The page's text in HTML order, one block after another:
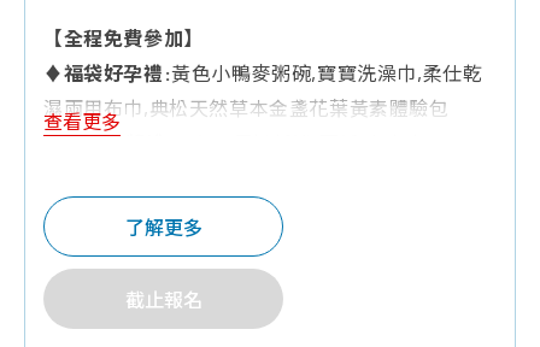
【全程免費參加】
♦福袋好孕禮:黃色小鴨麥粥碗,寶寶洗澡巾,柔仕乾
濕兩用布巾,典松天然草本金盞花葉黃素體驗包
♦Q&A有獎禮:
廊試用包,香草奶嘴,童書
♦夫妻同行禮:
棉質嬰兒紗布衣,嬰兒可愛防水兜兜1
個
♦
培寶溢乳墊+擠乳袋
查看更多
了解更多
截止報名